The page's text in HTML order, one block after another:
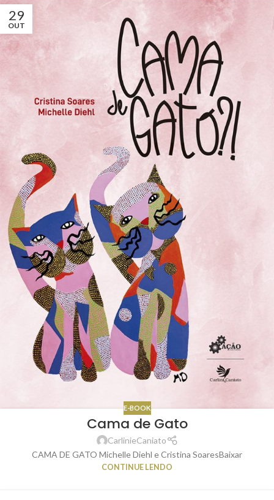
29
OUT
E-BOOK
Cama de Gato
CarlinieCaniato
CAMA DE GATO Michelle Diehl e Cristina SoaresBaixar
CONTINUE LENDO